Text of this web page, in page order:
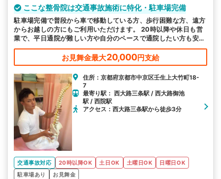
ここな整骨院は交通事故施術に特化・駐車場完備
駐車場完備で普段から車で移動している方、歩行困難な方、遠方
からお越しの方にもご利用いただけます。 20時以降や休日も営
業で、平日通院が難しい方や自分のペースで通院したい方も安心
です。 むち打ち等、交通事故後の各症状に対応しております。
お見舞金最大20,000円支給
住所：京都府京都市中京区壬生上大竹町18-
7
最寄り駅： 西大路三条駅 / 西大路御池
駅 / 西院駅
アクセス：西大路三条駅から徒歩3分
交通事故対応 20時以降OK 土日OK 土曜日OK
日曜日OK
駐車場あり
お見舞金